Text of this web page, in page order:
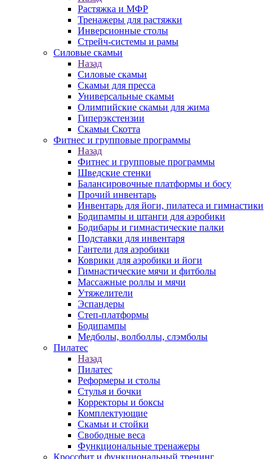
Растяжка и МФР
Тренажеры для растяжки
Инверсионные столы
Стрейч-системы и рамы
Силовые скамьи
Назад
Силовые скамьи
Скамьи для пресса
Универсальные скамьи
Олимпийские скамьи для жима
Гиперэкстензии
Скамьи Скотта
Фитнес и групповые программы
Назад
Фитнес и групповые программы
Шведские стенки
Балансировочные платформы и босу
Прочий инвентарь
Инвентарь для йоги, пилатеса и гимнастики
Бодипампы и штанги для аэробики
Бодибары и гимнастические палки
Подставки для инвентаря
Гантели для аэробики
Коврики для аэробики и йоги
Гимнастические мячи и фитболы
Массажные роллы и мячи
Утяжелители
Эспандеры
Степ-платформы
Бодипампы
Медболы, волболлы, слэмболы
Пилатес
Назад
Пилатес
Реформеры и столы
Стулья и бочки
Корректоры и боксы
Комплектующие
Скамьи и стойки
Свободные веса
Функциональные тренажеры
Кроссфит и функциональный тренинг